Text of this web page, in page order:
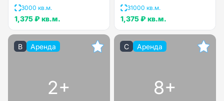
3000 кв.м.
1,375 ₽ кв.м.
31000 кв.м.
1,375 ₽ кв.м.
B Аренда
2+
C Аренда
8+